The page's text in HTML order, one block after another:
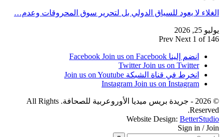
الغلاء لا يعود للسياق الدولي بل لتحرير سوق المحروقات وعدم…
يوليو 25, 2026
Prev Next 1 of 146
انضم إلينا Facebook Join us on Facebook
Twitter Join us on Twitter
انخرط في قناة الشبكة Join us on Youtube
Instagram Join us on Instagram
© 2026 - جريدة بريس ميديا الأوروعربية للصحافة. All Rights
Reserved.
Website Design: BetterStudio
Sign in / Join